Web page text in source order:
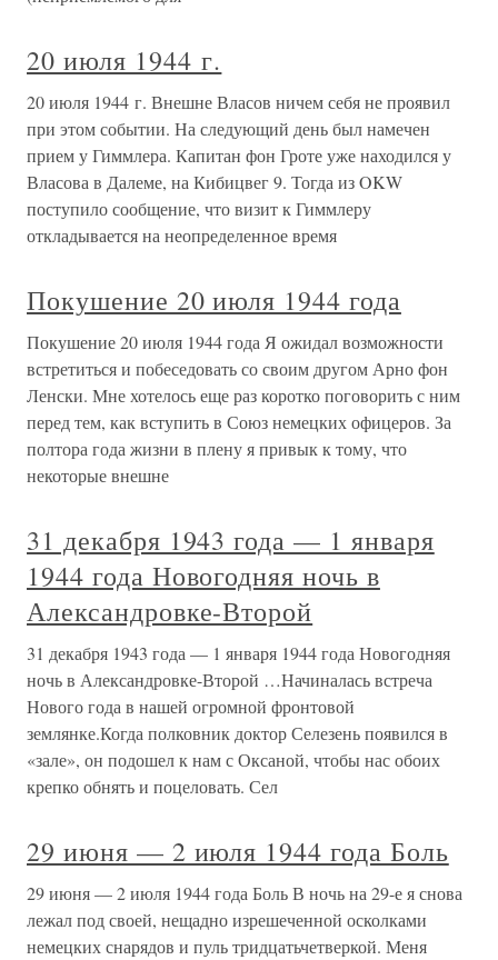
20 июля 1944 г.
20 июля 1944 г. Внешне Власов ничем себя не проявил
при этом событии. На следующий день был намечен
прием у Гиммлера. Капитан фон Гроте уже находился у
Власова в Далеме, на Кибицвег 9. Тогда из OKW
поступило сообщение, что визит к Гиммлеру
откладывается на неопределенное время
Покушение 20 июля 1944 года
Покушение 20 июля 1944 года Я ожидал возможности
встретиться и побеседовать со своим другом Арно фон
Ленски. Мне хотелось еще раз коротко поговорить с ним
перед тем, как вступить в Союз немецких офицеров. За
полтора года жизни в плену я привык к тому, что
некоторые внешне
31 декабря 1943 года — 1 января
1944 года Новогодняя ночь в
Александровке-Второй
31 декабря 1943 года — 1 января 1944 года Новогодняя
ночь в Александровке-Второй …Начиналась встреча
Нового года в нашей огромной фронтовой
землянке.Когда полковник доктор Селезень появился в
«зале», он подошел к нам с Оксаной, чтобы нас обоих
крепко обнять и поцеловать. Сел
29 июня — 2 июля 1944 года Боль
29 июня — 2 июля 1944 года Боль В ночь на 29-е я снова
лежал под своей, нещадно изрешеченной осколками
немецких снарядов и пуль тридцатьчетверкой. Меня